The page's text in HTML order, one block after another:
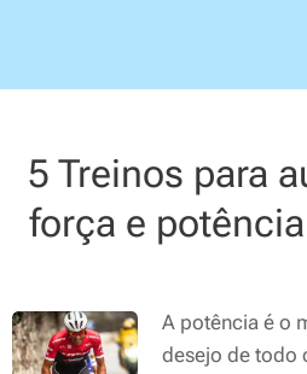
5 Treinos para
força e
A potência é o
desejo de todo